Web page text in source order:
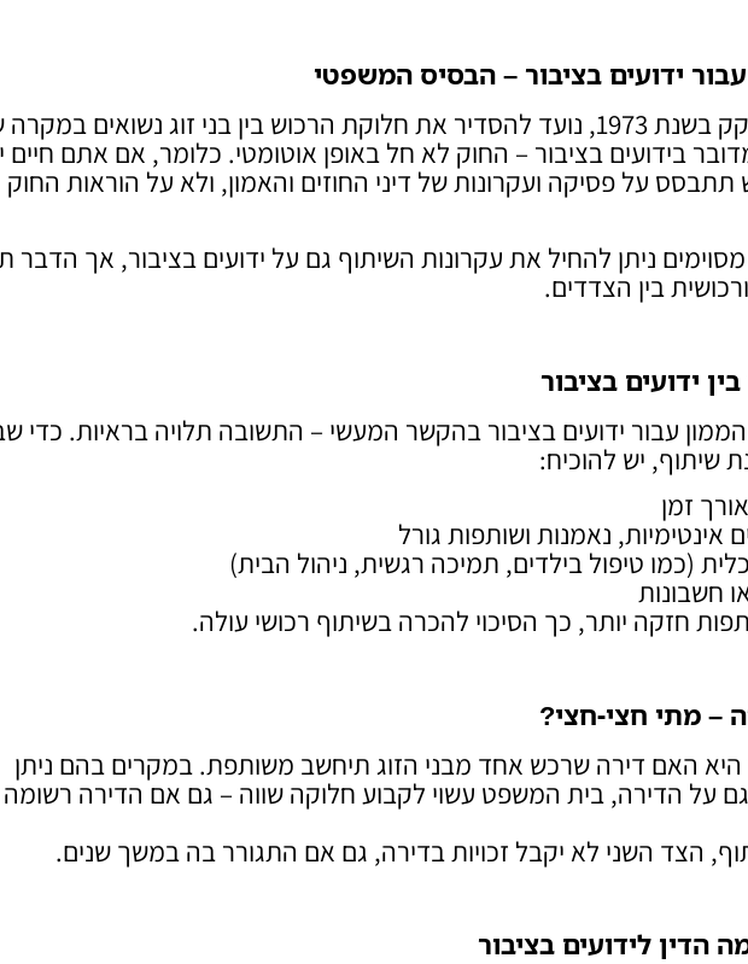
ידועים בציבור – הבסיס המשפטי
חוק יחסי ממון בין בני זוג, שנחקק בשנת 1973, נועד להסדיר את חלוקת הרכוש בין בני זוג נשואים
בידועים בציבור – החוק לא חל באופן אוטומטי. כלומר, אם אתם חיים
על פסיקה ועקרונות של דיני החוזים והאמון, ולא על הוראות החוק
ניתן להחיל את עקרונות השיתוף גם על ידועים בציבור, אך הדבר
בין הצדדים.
ידועים בציבור
עבור ידועים בציבור בהקשר המעשי – התשובה תלויה בראיות. כדי
שיתוף, יש להוכיח:
זמן
אינטימיות, נאמנות ושותפות גורל
(כמו טיפול בילדים, תמיכה רגשית, ניהול הבית)
חשבונות
חזקה יותר, כך הסיכוי להכרה בשיתוף רכושי עולה.
– מתי חצי-חצי?
האם דירה שרכש אחד מבני הזוג תיחשב משותפת. במקרים בהם ניתן
על הדירה, בית המשפט עשוי לקבוע חלוקה שווה – גם אם הדירה
הצד השני לא יקבל זכויות בדירה, גם אם התגורר בה במשך שנים.
הדין לידועים בציבור